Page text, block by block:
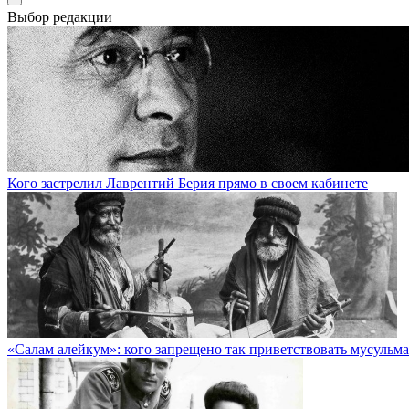
Выбор редакции
Кого застрелил Лаврентий Берия прямо в своем кабинете
«Салам алейкум»: кого запрещено так приветствовать